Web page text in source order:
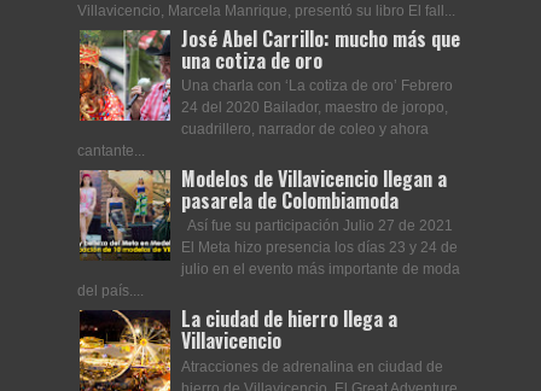
Villavicencio, Marcela Manrique, presentó su libro El fall...
José Abel Carrillo: mucho más que
una cotiza de oro
Una charla con ‘La cotiza de oro’ Febrero
24 del 2020 Bailador, maestro de joropo,
cuadrillero, narrador de coleo y ahora
cantante...
Modelos de Villavicencio llegan a
pasarela de Colombiamoda
Así fue su participación Julio 27 de 2021
El Meta hizo presencia los días 23 y 24 de
julio en el evento más importante de moda
del país....
La ciudad de hierro llega a
Villavicencio
Atracciones de adrenalina en ciudad de